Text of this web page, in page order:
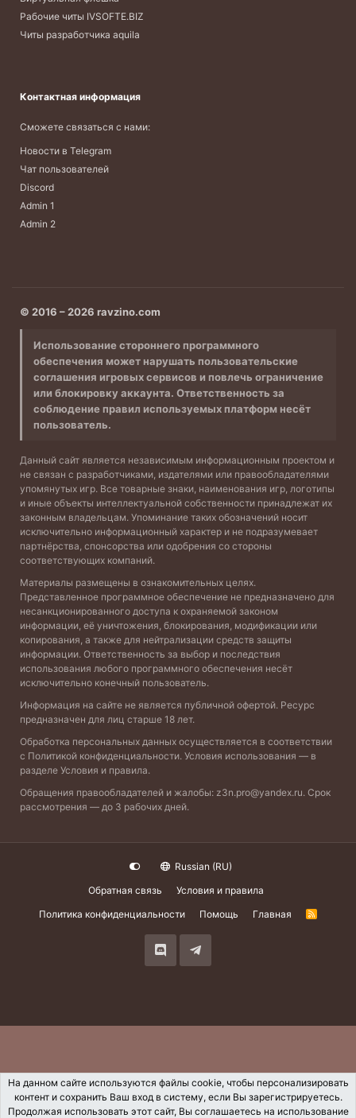
Рабочие читы IVSOFTE.BIZ
Читы разработчика aquila
Контактная информация
Сможете связаться с нами:
Новости в Telegram
Чат пользователей
Discord
Admin 1
Admin 2
© 2016 – 2026 ravzino.com
Использование стороннего программного
обеспечения может нарушать пользовательские
соглашения игровых сервисов и повлечь ограничение
или блокировку аккаунта. Ответственность за
соблюдение правил используемых платформ несёт
пользователь.
Данный сайт является независимым информационным проектом и
не связан с разработчиками, издателями или правообладателями
упомянутых игр. Все товарные знаки, наименования игр, логотипы
и иные объекты интеллектуальной собственности принадлежат их
законным владельцам. Упоминание таких обозначений носит
исключительно информационный характер и не подразумевает
партнёрства, спонсорства или одобрения со стороны
соответствующих компаний.
Материалы размещены в ознакомительных целях.
Представленное программное обеспечение не предназначено для
несанкционированного доступа к охраняемой законом
информации, её уничтожения, блокирования, модификации или
копирования, а также для нейтрализации средств защиты
информации. Ответственность за выбор и последствия
использования любого программного обеспечения несёт
исключительно конечный пользователь.
Информация на сайте не является публичной офертой. Ресурс
предназначен для лиц старше 18 лет.
Обработка персональных данных осуществляется в соответствии
с Политикой конфиденциальности. Условия использования — в
разделе Условия и правила.
Обращения правообладателей и жалобы: z3n.pro@yandex.ru. Срок
рассмотрения — до 3 рабочих дней.
Russian (RU)
Обратная связь
Условия и правила
Политика конфиденциальности
Помощь Главная
R
На данном сайте используются файлы cookie, чтобы персонализировать
контент и сохранить Ваш вход в систему, если Вы зарегистрируетесь.
Продолжая использовать этот сайт, Вы соглашаетесь на использование